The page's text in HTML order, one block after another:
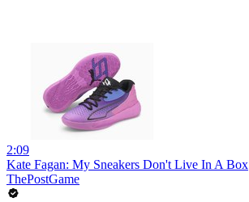
2:09
Kate Fagan: My Sneakers Don't Live In A Box
ThePostGame